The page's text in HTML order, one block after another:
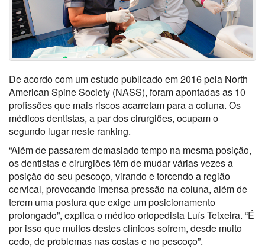
De acordo com um estudo publicado em 2016 pela North
American Spine Society (NASS), foram apontadas as 10
profissões que mais riscos acarretam para a coluna. Os
médicos dentistas, a par dos cirurgiões, ocupam o
segundo lugar neste ranking.
“Além de passarem demasiado tempo na mesma posição,
os dentistas e cirurgiões têm de mudar várias vezes a
posição do seu pescoço, virando e torcendo a região
cervical, provocando imensa pressão na coluna, além de
terem uma postura que exige um posicionamento
prolongado”, explica o médico ortopedista Luís Teixeira. “É
por isso que muitos destes clínicos sofrem, desde muito
cedo, de problemas nas costas e no pescoço”.